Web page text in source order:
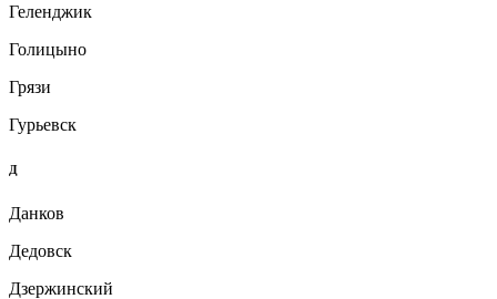
Геленджик
Голицыно
Грязи
Гурьевск
Д
Данков
Дедовск
Дзержинский